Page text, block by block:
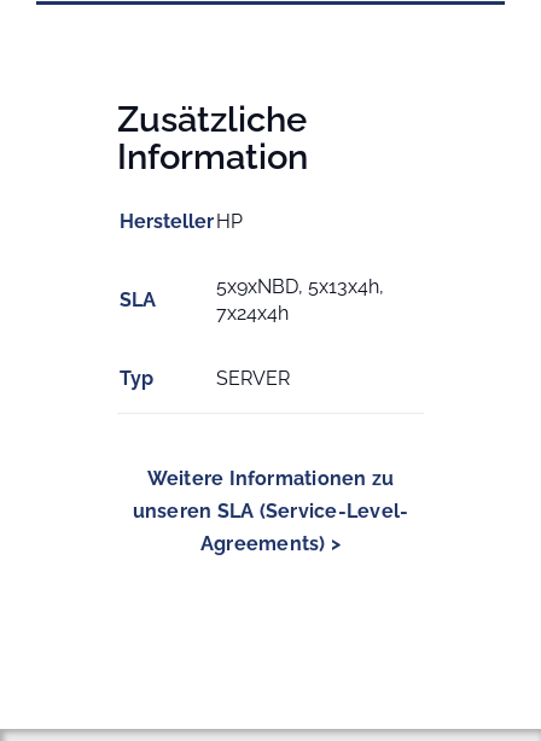
Zusätzliche
Information
HerstellerHP
SLA
5x9xNBD, 5x13x4h,
7x24x4h
Typ SERVER
Weitere Informationen zu
unseren SLA (Service-Level-
Agreements) >